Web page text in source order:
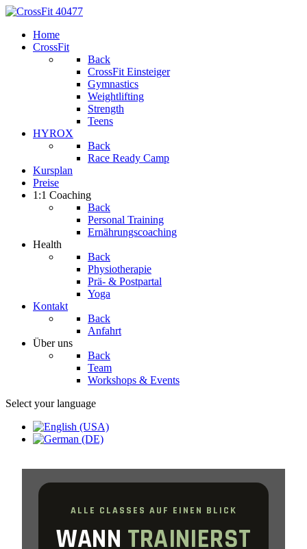
Home
CrossFit
Back
CrossFit Einsteiger
Gymnastics
Weightlifting
Strength
Teens
HYROX
Back
Race Ready Camp
Kursplan
Preise
1:1 Coaching
Back
Personal Training
Ernährungscoaching
Health
Back
Physiotherapie
Prä- & Postpartal
Yoga
Kontakt
Back
Anfahrt
Über uns
Back
Team
Workshops & Events
Select your language
ALLE CLASSES AUF EINEN BLICK
WANN TRAINIERST